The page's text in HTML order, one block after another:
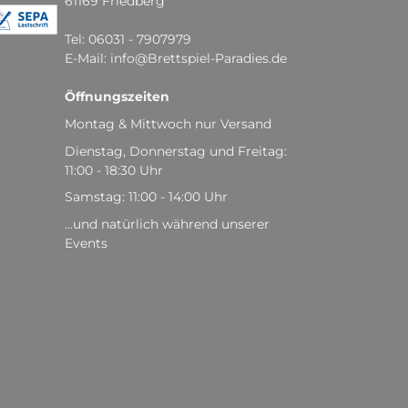
Tel: 06031 - 7907979
E-Mail: info@Brettspiel-Paradies.de
Öffnungszeiten
Montag & Mittwoch nur Versand
Dienstag, Donnerstag und Freitag:
11:00 - 18:30 Uhr
Samstag: 11:00 - 14:00 Uhr
...und natürlich während unserer
Events